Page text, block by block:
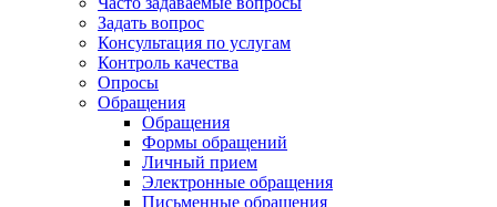
Задать вопрос
Консультация по услугам
Контроль качества
Опросы
Обращения
Обращения
Формы обращений
Личный прием
Электронные обращения
Письменные обращения